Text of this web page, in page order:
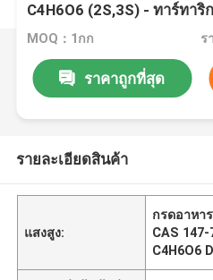
C4H6O6 (2S,3S) - ทาร์ทา
MOQ：1กก ร
ราคาถูกที่สุด
รายละเอียดสินค้า
แสงสูง:
กรดอาหา
CAS
C4H6O6